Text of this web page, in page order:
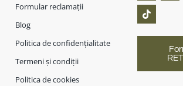
Formular reclamații
Blog
Politica de confidențialitate
Termeni și condiții
Politica de cookies